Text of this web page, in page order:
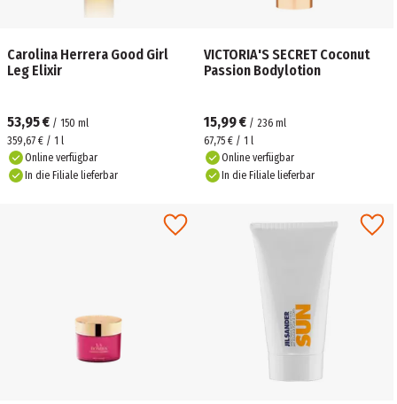
Carolina Herrera Good Girl
Leg Elixir
53,95 € / 150 ml
359,67 € / 1 l
Online verfügbar
In die Filiale lieferbar
VICTORIA'S SECRET Coconut
Passion Bodylotion
15,99 € / 236 ml
67,75 € / 1 l
Online verfügbar
In die Filiale lieferbar